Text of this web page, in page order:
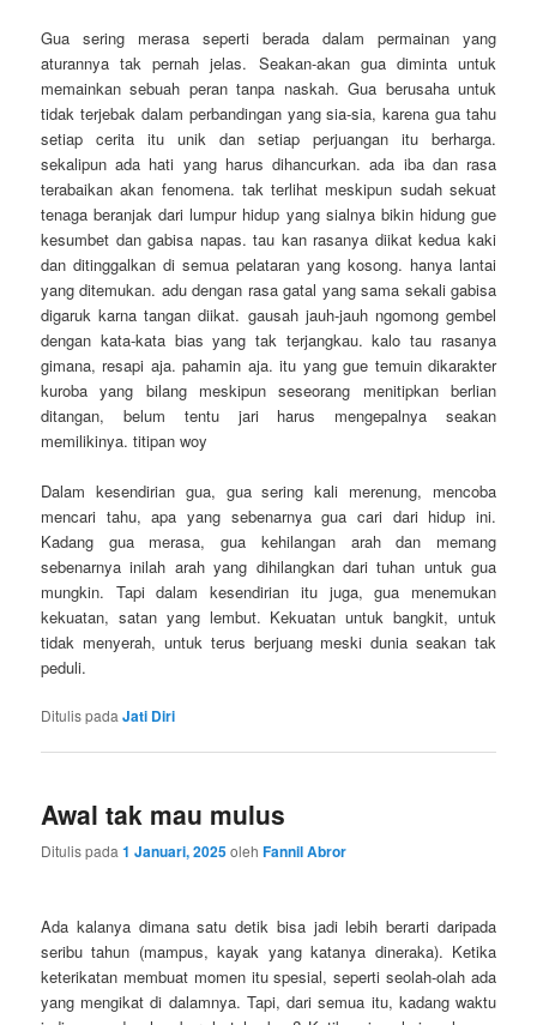
Gua sering merasa seperti berada dalam permainan yang
aturannya tak pernah jelas. Seakan-akan gua diminta untuk
memainkan sebuah peran tanpa naskah. Gua berusaha untuk
tidak terjebak dalam perbandingan yang sia-sia, karena gua tahu
setiap cerita itu unik dan setiap perjuangan itu berharga.
sekalipun ada hati yang harus dihancurkan. ada iba dan rasa
terabaikan akan fenomena. tak terlihat meskipun sudah sekuat
tenaga beranjak dari lumpur hidup yang sialnya bikin hidung gue
kesumbet dan gabisa napas. tau kan rasanya diikat kedua kaki
dan ditinggalkan di semua pelataran yang kosong. hanya lantai
yang ditemukan. adu dengan rasa gatal yang sama sekali gabisa
digaruk karna tangan diikat. gausah jauh-jauh ngomong gembel
dengan kata-kata bias yang tak terjangkau. kalo tau rasanya
gimana, resapi aja. pahamin aja. itu yang gue temuin dikarakter
kuroba yang bilang meskipun seseorang menitipkan berlian
ditangan, belum tentu jari harus mengepalnya seakan
memilikinya. titipan woy
Dalam kesendirian gua, gua sering kali merenung, mencoba
mencari tahu, apa yang sebenarnya gua cari dari hidup ini.
Kadang gua merasa, gua kehilangan arah dan memang
sebenarnya inilah arah yang dihilangkan dari tuhan untuk gua
mungkin. Tapi dalam kesendirian itu juga, gua menemukan
kekuatan, satan yang lembut. Kekuatan untuk bangkit, untuk
tidak menyerah, untuk terus berjuang meski dunia seakan tak
peduli.
Ditulis pada Jati Diri
Awal tak mau mulus
Ditulis pada1 Januari, 2025olehFannil Abror
Ada kalanya dimana satu detik bisa jadi lebih berarti daripada
seribu tahun (mampus, kayak yang katanya dineraka). Ketika
keterikatan membuat momen itu spesial, seperti seolah-olah ada
yang mengikat di dalamnya. Tapi, dari semua itu, kadang waktu